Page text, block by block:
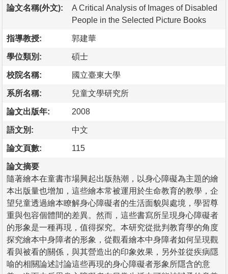
論文名稱(外文):
A Critical Analysis of Images of Disabled
People in the Selected Picture Books
指導教授: 郭建華
學位類別: 碩士
校院名稱: 國立臺東大學
系所名稱: 兒童文學研究所
論文出版年: 2008
語文別: 中文
論文頁數: 115
論文摘要
隨著繪本在童書市場興起出版熱潮，以身心障礙為主題的繪
本出版量也增加，這些繪本常被運用於生命教育的教學，企
望兒童透過繪本瞭解身心障礙者的生活面貌與處境，學習尊
重與包容個體間的差異。然而，這些書寫所呈現身心障礙者
的形象是一種再現，值得探究。本研究從批判教育學的角度
探究繪本中身障者的形象，從觀看繪本中身障者如何呈現觀
看與被看的關係，與其營造出的印象效果，另外並從疾病隱
喻的相關論述討論這些再現的身心障礙者形象所隱含的意